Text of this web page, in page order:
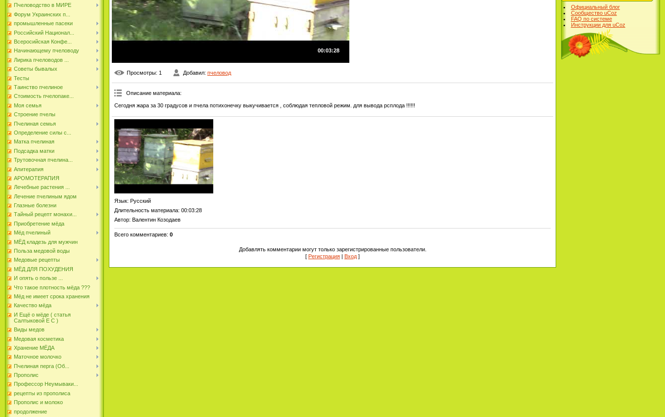
Пчеловодство в МИРЕ
Форум Украинских п...
промышленные пасеки
Российский Национал...
Всеросийская Конфе...
Начинающему пчеловоду
Лирика пчеловодов ...
Советы бывалых
Тесты
Таинство пчелиное
Стоимость пчелопаке...
Моя семья
Строение пчелы
Пчелиная семья
Определение силы с...
Матка пчелиная
Подсадка матки
Трутовочная пчелина...
Апитерапия
АРОМОТЕРАПИЯ
Лечебные растения ...
Лечение пчелиным ядом
Глазные болезни
Тайный рецепт монахи...
Приобретение мёда
Мёд пчелиный
МЁД кладезь для мужчин
Польза медовой воды
Медовые рецепты
МЁД ДЛЯ ПОХУДЕНИЯ
И опять о пользе ...
Что такое плотность мёда ???
Мёд не имеет срока хранения
Качество мёда
И Ещё о мёде ( статья
Салтыковой Е С )
Виды медов
Медовая косметика
Хранение МЁДА
Маточное молочко
Пчелиная перга (Об...
Прополис
Профессор Неумываки...
рецепты из прополиса
Прополис и молоко
продолжение
00:03:28
Просмотры: 1 Добавил: пчеловод
Описание материала:
Сегодня жара за 30 градусов и пчела потихонечку выкучивается , соблюдая тепловой режим. для вывода рсплода !!!!!!
Язык: Русский
Длительность материала: 00:03:28
Автор: Валентин Козодаев
Всего комментариев: 0
Добавлять комментарии могут только зарегистрированные пользователи.
[ Регистрация | Вход ]
Официальный блог
Сообщество uCoz
FAQ по системе
Инструкции для uCoz